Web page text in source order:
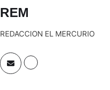
REM
REDACCION EL MERCURIO